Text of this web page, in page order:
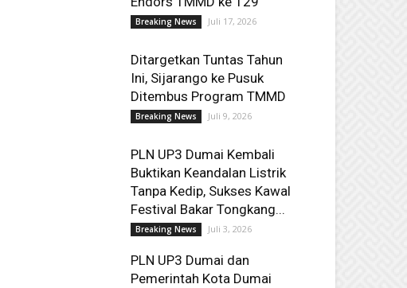
Breaking News Juli 17, 2026
Ditargetkan Tuntas Tahun
Ini, Sijarango ke Pusuk
Ditembus Program TMMD
Breaking News Juli 9, 2026
PLN UP3 Dumai Kembali
Buktikan Keandalan Listrik
Tanpa Kedip, Sukses Kawal
Festival Bakar Tongkang...
Breaking News Juli 3, 2026
PLN UP3 Dumai dan
Pemerintah Kota Dumai